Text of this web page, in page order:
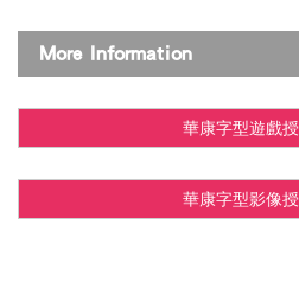
More Information
華康字型遊戲
華康字型影像